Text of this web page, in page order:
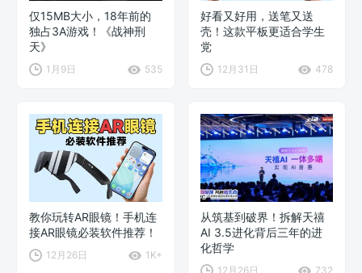
仅15MB大小，18年前的
独占3A游戏！《战神刑
天》
1月9日 535
好看又好用，送笔又送
壳！这款平板更适合学生
党
12月31日 478
教你玩转AR眼镜！手机连
接AR眼镜必装软件推荐！
12月26日 1K+
从筑基到破界！拆解天禧
AI 3.5进化背后三年的进
化哲学
12月26日 732